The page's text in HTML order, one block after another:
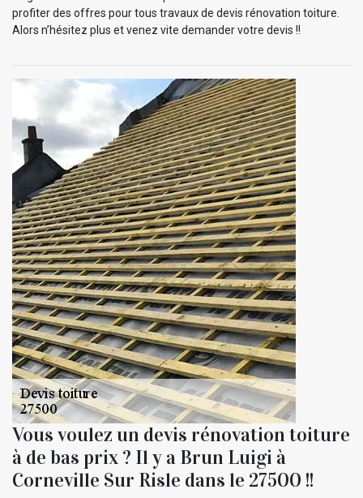
profiter des offres pour tous travaux de devis rénovation toiture.
Alors n’hésitez plus et venez vite demander votre devis !!
Vous voulez un devis rénovation toiture
à de bas prix ? Il y a Brun Luigi à
Corneville Sur Risle dans le 27500 !!